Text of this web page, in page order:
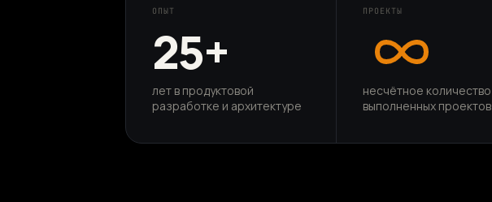
ОПЫТ
25+
лет в продуктовой
разработке и архитектуре
ПРОЕКТЫ
несчётное количество
выполненных проектов